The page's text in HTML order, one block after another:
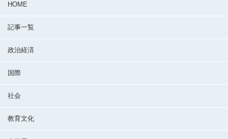
HOME
記事一覧
政治経済
国際
社会
教育文化